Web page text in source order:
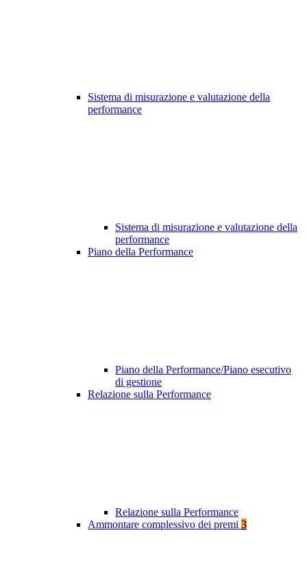
Sistema di misurazione e valutazione della
performance
Sistema di misurazione e valutazione della
performance
Piano della Performance
Piano della Performance/Piano esecutivo
di gestione
Relazione sulla Performance
Relazione sulla Performance
Ammontare complessivo dei premi 3